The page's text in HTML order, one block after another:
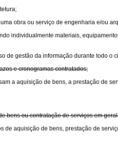
obra ou serviço de engenharia e/ou
individualmente materiais,
de gestão da informação durante todo o
e cronogramas contratados;
a aquisição de bens, a prestação de
ou contratação de serviços em
aquisição de bens, prestação de